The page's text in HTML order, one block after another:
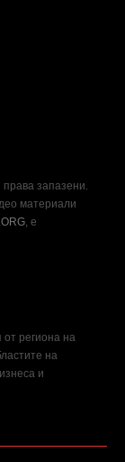
права запазени.
материали
, е
региона на
на
и